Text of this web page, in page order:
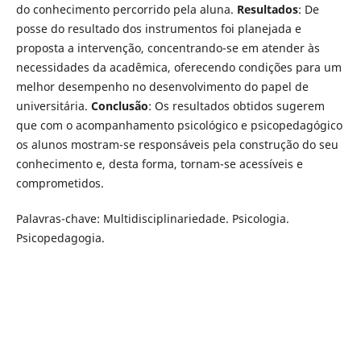
do conhecimento percorrido pela aluna. Resultados: De
posse do resultado dos instrumentos foi planejada e
proposta a intervenção, concentrando-se em atender às
necessidades da acadêmica, oferecendo condições para um
melhor desempenho no desenvolvimento do papel de
universitária. Conclusão: Os resultados obtidos sugerem
que com o acompanhamento psicológico e psicopedagógico
os alunos mostram-se responsáveis pela construção do seu
conhecimento e, desta forma, tornam-se acessíveis e
comprometidos.
Palavras-chave: Multidisciplinariedade. Psicologia.
Psicopedagogia.